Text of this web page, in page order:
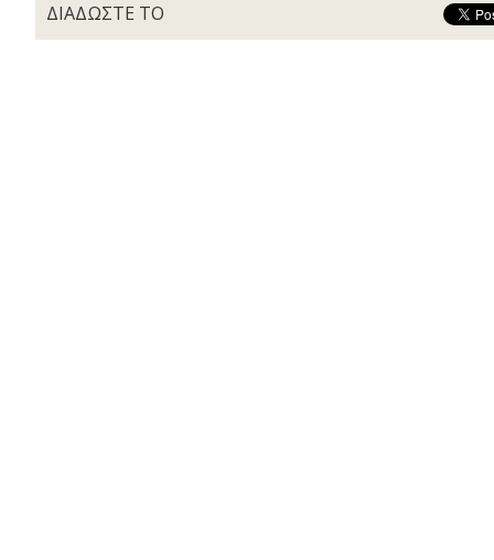
ΔΙΑΔΩΣΤΕ ΤΟ